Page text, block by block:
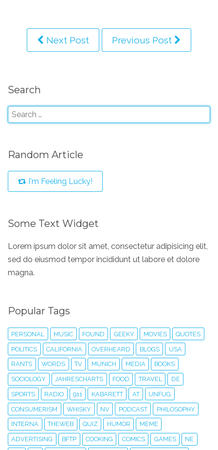
Next Post Previous Post
Search
Random Article
I'm Feeling Lucky!
Some Text Widget
Lorem ipsum dolor sit amet, consectetur adipisicing elit,
sed do eiusmod tempor incididunt ut labore et dolore
magna.
Popular Tags
PERSONAL MUSIC FOUND GEEKY MOVIES QUOTES
POLITICS CALIFORNIA OVERHEARD BLOGS USA
RANTS WORDS TV MUNICH MEDIA BOOKS
SOCIOLOGY JAHRESCHARTS FOOD TRAVEL DE
SPORTS RADIO 911 KABARETT AT UNFUG
CONSUMERISM WHISKY NV PODCAST PHILOSOPHY
INTERNA THEWEB QUIZ HUMOR MEME
ADVERTISING BFTP COOKING COMICS GAMES NE